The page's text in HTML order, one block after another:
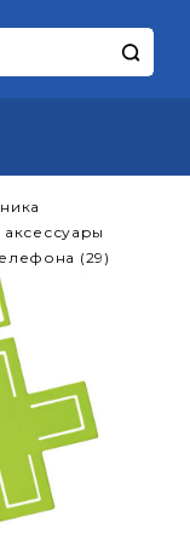
(29)